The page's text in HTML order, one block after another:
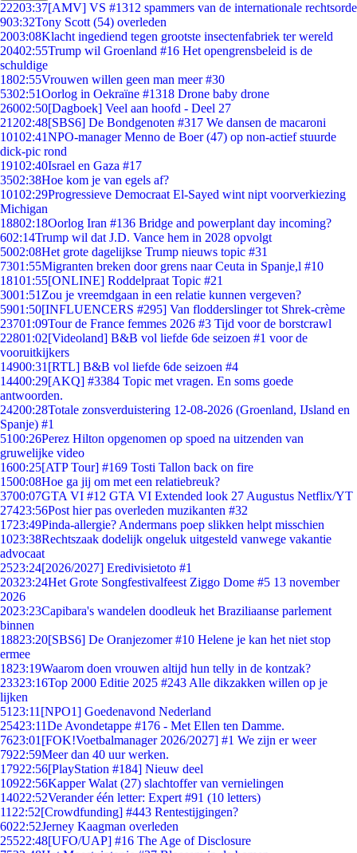
22203:37[AMV] VS #1312 spammers van de internationale rechtsorde
903:32Tony Scott (54) overleden
2003:08Klacht ingediend tegen grootste insectenfabriek ter wereld
20402:55Trump wil Groenland #16 Het opengrensbeleid is de
schuldige
1802:55Vrouwen willen geen man meer #30
5302:51Oorlog in Oekraïne #1318 Drone baby drone
26002:50[Dagboek] Veel aan hoofd - Deel 27
21202:48[SBS6] De Bondgenoten #317 We dansen de macaroni
10102:41NPO-manager Menno de Boer (47) op non-actief stuurde
dick-pic rond
19102:40Israel en Gaza #17
3502:38Hoe kom je van egels af?
10102:29Progressieve Democraat El-Sayed wint nipt voorverkiezing
Michigan
18802:18Oorlog Iran #136 Bridge and powerplant day incoming?
602:14Trump wil dat J.D. Vance hem in 2028 opvolgt
5002:08Het grote dagelijkse Trump nieuws topic #31
7301:55Migranten breken door grens naar Ceuta in Spanje,l #10
18101:55[ONLINE] Roddelpraat Topic #21
3001:51 Zou je vreemdgaan in een relatie kunnen vergeven?
5901:50[INFLUENCERS #295] Van flodderslinger tot Shrek-crème
23701:09Tour de France femmes 2026 #3 Tijd voor de borstcrawl
22801:02[Videoland] B&B vol liefde 6de seizoen #1 voor de
vooruitkijkers
14900:31 [RTL] B&B vol liefde 6de seizoen #4
14400:29[AKQ] #3384 Topic met vragen. En soms goede
antwoorden.
24200:28Totale zonsverduistering 12-08-2026 (Groenland, IJsland en
Spanje) #1
5100:26Perez Hilton opgenomen op spoed na uitzenden van
gruwelijke video
1600:25[ATP Tour] #169 Tosti Tallon back on fire
1500:08Hoe ga jij om met een relatiebreuk?
3700:07GTA VI #12 GTA VI Extended look 27 Augustus Netflix/YT
27423:56Post hier pas overleden muzikanten #32
1723:49Pinda-allergie? Andermans poep slikken helpt misschien
1023:38Rechtszaak dodelijk ongeluk uitgesteld vanwege vakantie
advocaat
2523:24[2026/2027] Eredivisietoto #1
20323:24Het Grote Songfestivalfeest Ziggo Dome #5 13 november
2026
2023:23Capibara's wandelen doodleuk het Braziliaanse parlement
binnen
18823:20[SBS6] De Oranjezomer #10 Helene je kan het niet stop
ermee
1823:19Waarom doen vrouwen altijd hun telly in de kontzak?
23323:16Top 2000 Editie 2025 #243 Alle dikzakken willen op je
lijken
51 23:11 [NPO1] Goedenavond Nederland
25423:11De Avondetappe #176 - Met Ellen ten Damme.
7623:01 [FOK!Voetbalmanager 2026/2027] #1 We zijn er weer
7922:59Meer dan 40 uur werken.
17922:56[PlayStation #184] Nieuw deel
10922:56Kapper Walat (27) slachtoffer van vernielingen
14022:52Verander één letter: Expert #91 (10 letters)
11 22:52[Crowdfunding] #443 Rentestijgingen?
6022:52Jerney Kaagman overleden
25522:48[UFO/UAP] #16 The Age of Disclosure